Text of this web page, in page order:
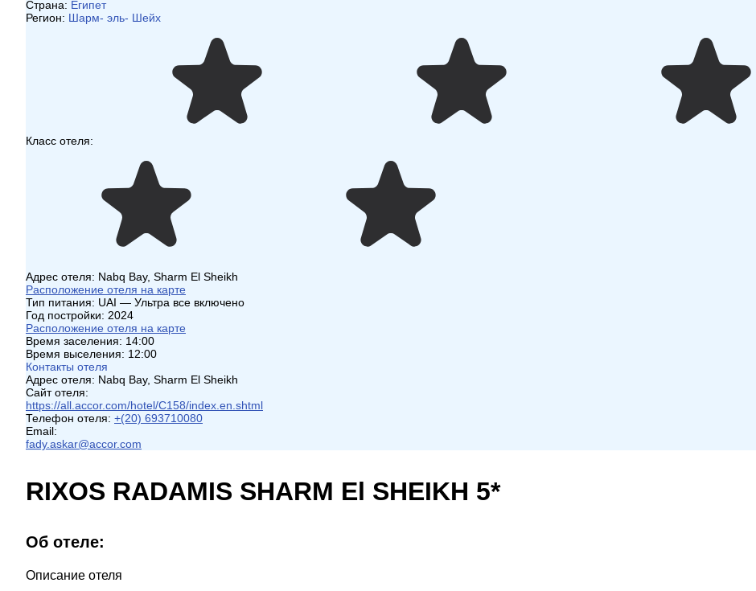
Страна: Египет
Регион: Шарм- эль- Шейх
Класс отеля:
Адрес отеля: Nabq Bay, Sharm El Sheikh
Расположение отеля на карте
Тип питания: UAI — Ультра все включено
Год постройки: 2024
Расположение отеля на карте
Время заселения: 14:00
Время выселения: 12:00
Контакты отеля
Адрес отеля: Nabq Bay, Sharm El Sheikh
Сайт отеля:
https://all.accor.com/hotel/C158/index.en.shtml
Телефон отеля: +(20) 693710080
Email:
fady.askar@accor.com
RIXOS RADAMIS SHARM El SHEIKH 5*
Об отеле:
Описание отеля